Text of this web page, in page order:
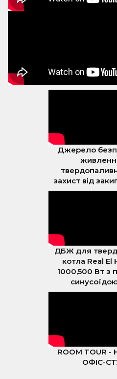
Джерело
захист від
ДБЖ для
котла Real El
1000,500 Вт з
ROOM TOUR
ОФІС-